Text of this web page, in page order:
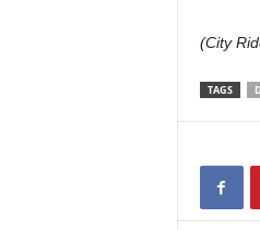
(City
TAGS